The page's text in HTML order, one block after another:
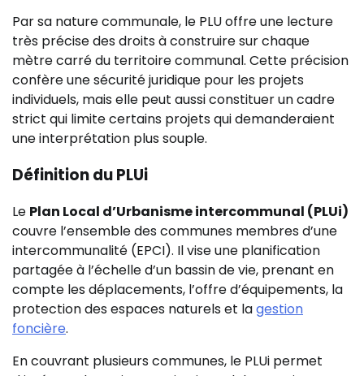
Par sa nature communale, le PLU offre une lecture
très précise des droits à construire sur chaque
mètre carré du territoire communal. Cette précision
confère une sécurité juridique pour les projets
individuels, mais elle peut aussi constituer un cadre
strict qui limite certains projets qui demanderaient
une interprétation plus souple.
Définition du PLUi
Le Plan Local d’Urbanisme intercommunal (PLUi)
couvre l’ensemble des communes membres d’une
intercommunalité (EPCI). Il vise une planification
partagée à l’échelle d’un bassin de vie, prenant en
compte les déplacements, l’offre d’équipements, la
protection des espaces naturels et lagestion
foncière.
En couvrant plusieurs communes, le PLUi permet